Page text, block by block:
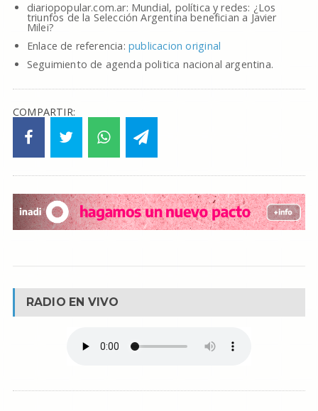
diariopopular.com.ar: Mundial, política y redes: ¿Los
triunfos de la Selección Argentina benefician a Javier
Milei?
Enlace de referencia: publicacion original
Seguimiento de agenda politica nacional argentina.
COMPARTIR:
RADIO EN VIVO